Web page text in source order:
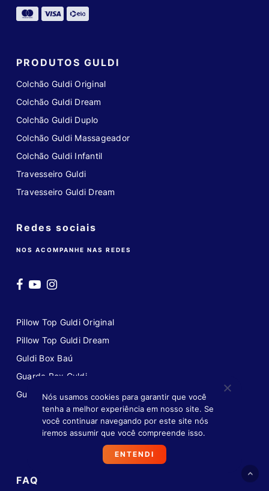
PRODUTOS GULDI
Colchão Guldi Original
Colchão Guldi Dream
Colchão Guldi Duplo
Colchão Guldi Massageador
Colchão Guldi Infantil
Travesseiro Guldi
Travesseiro Guldi Dream
Redes sociais
NOS ACOMPANHE NAS REDES
Pillow Top Guldi Original
Pillow Top Guldi Dream
Guldi Box Baú
Guarda Box Guldi
Guldi Box
FAQ
Nós usamos cookies para garantir que você
tenha a melhor experiência em nosso site. Se
você continuar navegando por este site nós
iremos assumir que você compreende isso.
ENTENDI